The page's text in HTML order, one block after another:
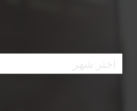
الأرشيف